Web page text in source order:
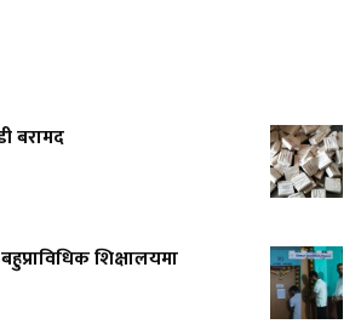
बरामद
शिक्षालयमा